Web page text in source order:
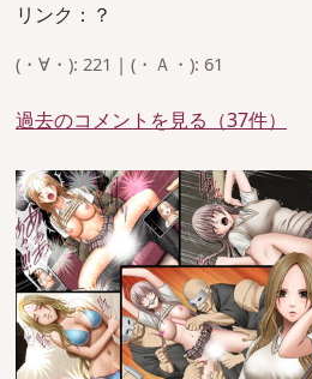
リンク：？
(・∀・): 221 | (・Ａ・): 61
過去のコメントを見る（37件）